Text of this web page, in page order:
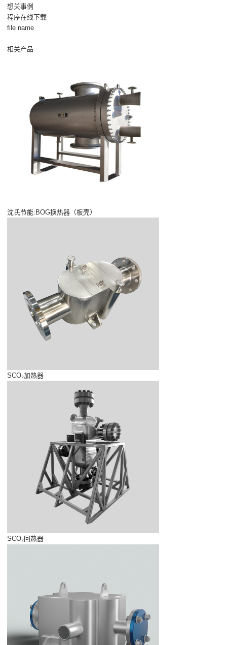
想关事例
程序在线下载
file name
相关产品
沈氏节能:BOG换热器（板壳）
SCO₂加热器
SCO₂回热器